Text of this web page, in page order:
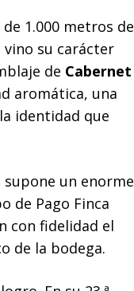
1.000 metros de
su carácter
de Cabernet
aromática, una
identidad que
supone un enorme
de Pago Finca
con fidelidad el
de la bodega.